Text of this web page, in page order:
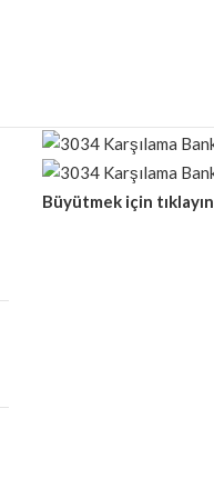
Büyütmek için tıklayın